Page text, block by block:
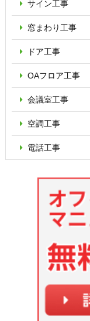
サイン工事
窓まわり工事
ドア工事
OAフロア工事
会議室工事
空調工事
電話工事